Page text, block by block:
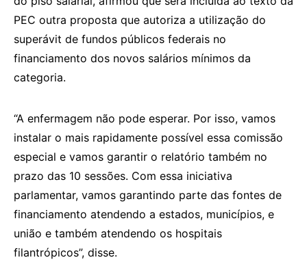
PEC outra proposta que autoriza a utilização do
superávit de fundos públicos federais no
financiamento dos novos salários mínimos da
categoria.
“A enfermagem não pode esperar. Por isso, vamos
instalar o mais rapidamente possível essa comissão
especial e vamos garantir o relatório também no
prazo das 10 sessões. Com essa iniciativa
parlamentar, vamos garantindo parte das fontes de
financiamento atendendo a estados, municípios, e
união e também atendendo os hospitais
filantrópicos”, disse.